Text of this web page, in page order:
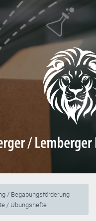
/ Begabungsförderung
/ Übungshefte